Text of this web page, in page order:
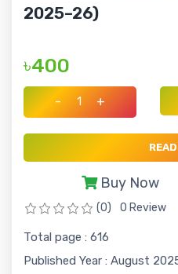
2025–26)
৳400
- +
Buy Now
(0) 0 Review
Total page : 616
Published Year : August